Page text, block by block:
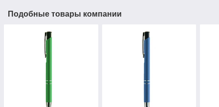
Подобные товары компании